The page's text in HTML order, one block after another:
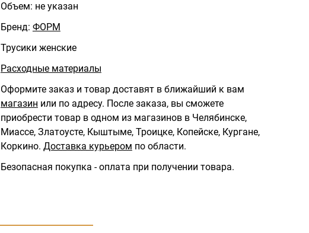
Объем: не указан
Бренд: ФОРМ
Трусики женские
Расходные материалы
Оформите заказ и товар доставят в ближайший к вам
магазин или по адресу. После заказа, вы сможете
приобрести товар в одном из магазинов в Челябинске,
Миассе, Златоусте, Кыштыме, Троицке, Копейске, Кургане,
Коркино. Доставка курьером по области.
Безопасная покупка - оплата при получении товара.